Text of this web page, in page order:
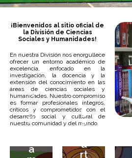
Sitio web
¡Bienvenidos al sitio oficial de
la División de Ciencias
Sociales y Humanidades!
En nuestra División nos enorgullece
ofrecer un entorno académico de
excelencia, enfocado en la
investigación, la docencia y la
extensión del conocimiento en las
áreas de ciencias sociales y
humanidades. Nuestro compromiso
es formar profesionales íntegros,
críticos y comprometidos con el
desarrollo social y cultural de
nuestra comunidad y del mundo.
D
e
p
a
a
D
e
a
rt